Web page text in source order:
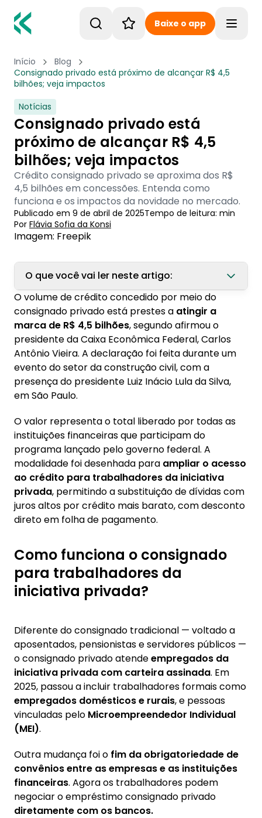
Baixe o app
Início
Blog
Consignado privado está próximo de alcançar R$ 4,5
bilhões; veja impactos
Notícias
Consignado privado está
próximo de alcançar R$ 4,5
bilhões; veja impactos
Crédito consignado privado se aproxima dos R$
4,5 bilhões em concessões. Entenda como
funciona e os impactos da novidade no mercado.
Publicado em 9 de abril de 2025Tempo de leitura: min
Por Flávia Sofia da Konsi
Imagem: Freepik
O que você vai ler neste artigo:
1. Como funciona o consignado para
trabalhadores da iniciativa privada?
1.1. Principais características do consignado
privado:
2. Impactos Positivos do Consignado Privado
na Economia Brasileira
2.2. Redução do superendividamento
2.3. Estímulo ao consumo consciente
2.4. Fortalecimento do mercado de
trabalho formal
3. Modernização do sistema financeiro
O volume de crédito concedido por meio do
consignado privado está prestes a atingir a
marca de R$ 4,5 bilhões, segundo afirmou o
presidente da Caixa Econômica Federal, Carlos
Antônio Vieira. A declaração foi feita durante um
evento do setor da construção civil, com a
presença do presidente Luiz Inácio Lula da Silva,
em São Paulo.
O valor representa o total liberado por todas as
instituições financeiras que participam do
programa lançado pelo governo federal. A
modalidade foi desenhada para ampliar o acesso
ao crédito para trabalhadores da iniciativa
privada, permitindo a substituição de dívidas com
juros altos por crédito mais barato, com desconto
direto em folha de pagamento.
Como funciona o consignado
para trabalhadores da
iniciativa privada?
Diferente do consignado tradicional — voltado a
aposentados, pensionistas e servidores públicos —
o consignado privado atendeempregados da
iniciativa privada com carteira assinada. Em
2025, passou a incluir trabalhadores formais como
empregados domésticose rurais, e pessoas
vinculadas pelo Microempreendedor Individual
(MEI).
Outra mudança foi o fim da obrigatoriedade de
convênios entre as empresas e as instituições
financeiras. Agora os trabalhadores podem
negociar o empréstimo consignado privado
diretamente com os bancos.